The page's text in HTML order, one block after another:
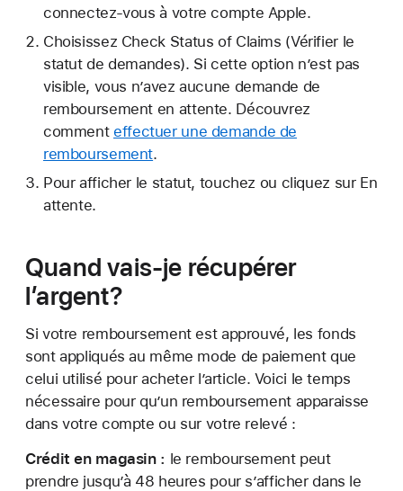
connectez-vous à votre compte Apple.
Choisissez Check Status of Claims (Vérifier le
statut de demandes). Si cette option n’est pas
visible, vous n’avez aucune demande de
remboursement en attente. Découvrez
comment effectuer une demande de
remboursement.
Pour afficher le statut, touchez ou cliquez sur En
attente.
Quand vais-je récupérer
l’argent?
Si votre remboursement est approuvé, les fonds
sont appliqués au même mode de paiement que
celui utilisé pour acheter l’article. Voici le temps
nécessaire pour qu’un remboursement apparaisse
dans votre compte ou sur votre relevé :
Crédit en magasin : le remboursement peut
prendre jusqu’à 48 heures pour s’afficher dans le